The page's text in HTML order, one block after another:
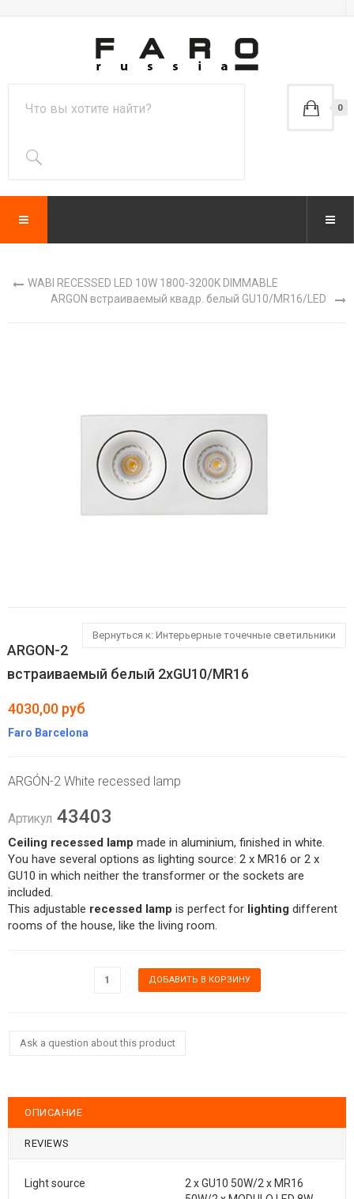
0
WABI RECESSED LED 10W 1800-3200K DIMMABLE
ARGON встраиваемый квадр. белый GU10/MR16/LED
Вернуться к: Интерьерные точечные светильники
ARGON-2
встраиваемый белый 2xGU10/MR16
4030,00 руб
Faro Barcelona
ARGÓN-2 White recessed lamp
Артикул 43403
Ceiling recessed lamp made in aluminium, finished in white.
You have several options as lighting source: 2 x MR16 or 2 x
GU10 in which neither the transformer or the sockets are
included.
This adjustable recessed lamp is perfect for lighting different
rooms of the house, like the living room.
Ask a question about this product
ОПИСАНИЕ
REVIEWS
Light source
2 x GU10 50W/2 x MR16